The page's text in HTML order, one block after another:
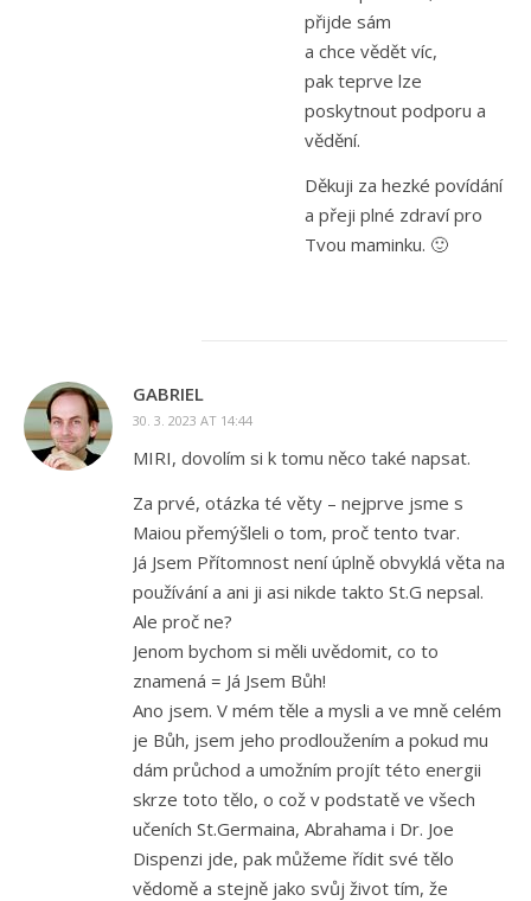
přijde sám
a chce vědět víc,
pak teprve lze
poskytnout podporu a
vědění.
Děkuji za hezké povídání
a přeji plné zdraví pro
Tvou maminku. 🙂
GABRIEL
30. 3. 2023 AT 14:44
MIRI, dovolím si k tomu něco také napsat.
Za prvé, otázka té věty – nejprve jsme s
Maiou přemýšleli o tom, proč tento tvar.
Já Jsem Přítomnost není úplně obvyklá věta na
používání a ani ji asi nikde takto St.G nepsal.
Ale proč ne?
Jenom bychom si měli uvědomit, co to
znamená = Já Jsem Bůh!
Ano jsem. V mém těle a mysli a ve mně celém
je Bůh, jsem jeho prodloužením a pokud mu
dám průchod a umožním projít této energii
skrze toto tělo, o což v podstatě ve všech
učeních St.Germaina, Abrahama i Dr. Joe
Dispenzi jde, pak můžeme řídit své tělo
vědomě a stejně jako svůj život tím, že